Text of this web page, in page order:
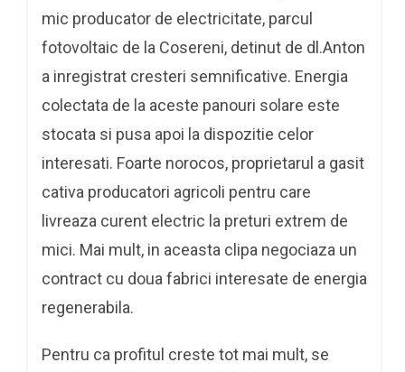
mic producator de electricitate, parcul
fotovoltaic de la Cosereni, detinut de dl.Anton
a inregistrat cresteri semnificative. Energia
colectata de la aceste panouri solare este
stocata si pusa apoi la dispozitie celor
interesati. Foarte norocos, proprietarul a gasit
cativa producatori agricoli pentru care
livreaza curent electric la preturi extrem de
mici. Mai mult, in aceasta clipa negociaza un
contract cu doua fabrici interesate de energia
regenerabila.
Pentru ca profitul creste tot mai mult, se